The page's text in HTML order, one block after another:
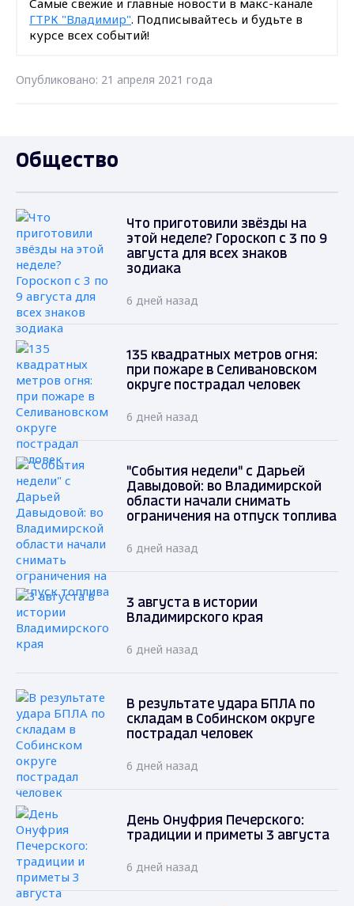
ГТРК "Владимир". Подписывайтесь и будьте в
курсе всех событий!
Опубликовано: 21 апреля 2021 года
Общество
Что приготовили звёзды на
этой неделе? Гороскоп с 3 по 9
августа для всех знаков
зодиака
6 дней назад
135 квадратных метров огня:
при пожаре в Селивановском
округе пострадал человек
6 дней назад
"События недели" с Дарьей
Давыдовой: во Владимирской
области начали снимать
ограничения на отпуск топлива
6 дней назад
3 августа в истории
Владимирского края
6 дней назад
В результате удара БПЛА по
складам в Собинском округе
пострадал человек
6 дней назад
День Онуфрия Печерского:
традиции и приметы 3 августа
6 дней назад